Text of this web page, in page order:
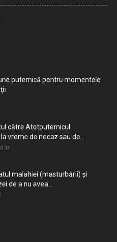
puternică pentru momentele
către Atotputernicul
vreme de necaz sau de...
malahiei (masturbării) şi
de a nu avea...